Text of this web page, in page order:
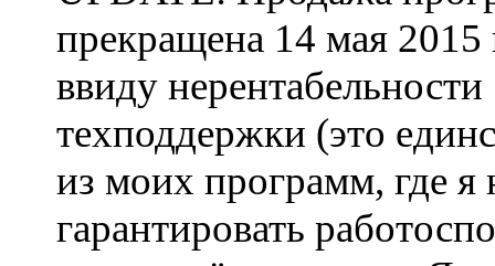
прекращена 14 мая 2015
ввиду нерентабельности
техподдержки (это
из моих программ, где я
гарантировать